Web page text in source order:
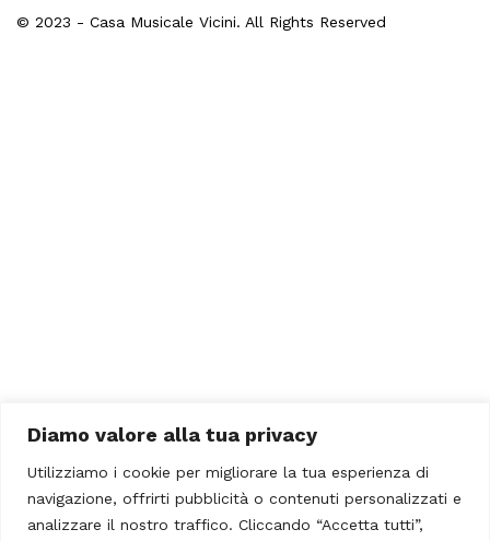
Diamo valore alla tua privacy
Utilizziamo i cookie per migliorare la tua esperienza di
navigazione, offrirti pubblicità o contenuti personalizzati e
analizzare il nostro traffico. Cliccando “Accetta tutti”,
© 2023 - Casa Musicale Vicini. All Rights Reserved